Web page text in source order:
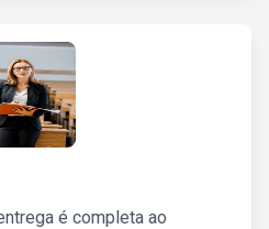
é completa ao